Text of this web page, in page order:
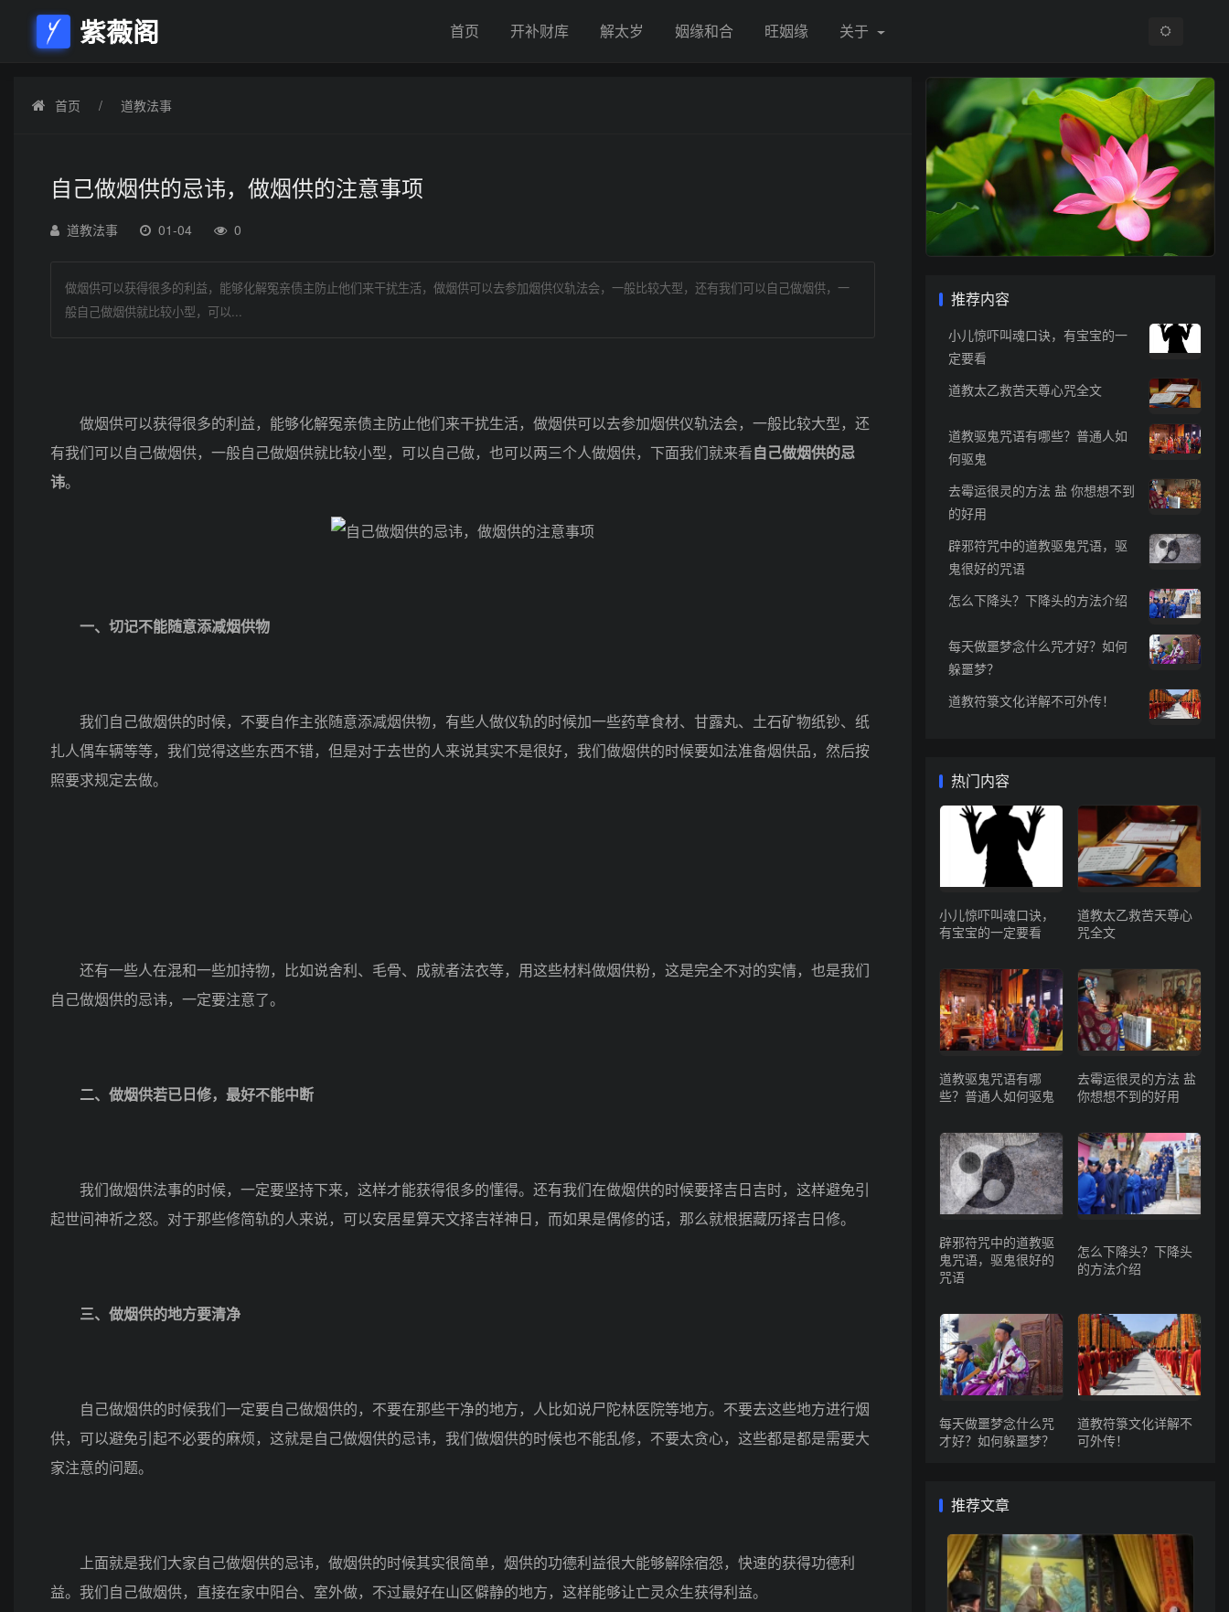
紫薇阁 首页 开补财库 解太岁 姻缘和合 旺姻缘 关于
首页 道教法事
自己做烟供的忌讳，做烟供的注意事项
道教法事 01-04 0
做烟供可以获得很多的利益，能够化解冤亲债主防止他们来干扰生活，做烟供可以去参加烟供仪轨法会，一般比较大型，还有我们可以自己做烟供，一
般自己做烟供就比较小型，可以...
做烟供可以获得很多的利益，能够化解冤亲债主防止他们来干扰生活，做烟供可以去参加烟供仪轨法会，一般比较大型，还
有我们可以自己做烟供，一般自己做烟供就比较小型，可以自己做，也可以两三个人做烟供，下面我们就来看自己做烟供的忌
讳。
一、切记不能随意添减烟供物
我们自己做烟供的时候，不要自作主张随意添减烟供物，有些人做仪轨的时候加一些药草食材、甘露丸、土石矿物纸钞、纸
扎人偶车辆等等，我们觉得这些东西不错，但是对于去世的人来说其实不是很好，我们做烟供的时候要如法准备烟供品，然后按
照要求规定去做。
还有一些人在混和一些加持物，比如说舍利、毛骨、成就者法衣等，用这些材料做烟供粉，这是完全不对的实情，也是我们
自己做烟供的忌讳，一定要注意了。
二、做烟供若已日修，最好不能中断
我们做烟供法事的时候，一定要坚持下来，这样才能获得很多的懂得。还有我们在做烟供的时候要择吉日吉时，这样避免引
起世间神祈之怒。对于那些修简轨的人来说，可以安居星算天文择吉祥神日，而如果是偶修的话，那么就根据藏历择吉日修。
三、做烟供的地方要清净
自己做烟供的时候我们一定要自己做烟供的，不要在那些干净的地方，人比如说尸陀林医院等地方。不要去这些地方进行烟
供，可以避免引起不必要的麻烦，这就是自己做烟供的忌讳，我们做烟供的时候也不能乱修，不要太贪心，这些都是都是需要大
家注意的问题。
上面就是我们大家自己做烟供的忌讳，做烟供的时候其实很简单，烟供的功德利益很大能够解除宿怨，快速的获得功德利
益。我们自己做烟供，直接在家中阳台、室外做，不过最好在山区僻静的地方，这样能够让亡灵众生获得利益。
推荐内容
小儿惊吓叫魂口诀，有宝宝的一
定要看
道教太乙救苦天尊心咒全文
道教驱鬼咒语有哪些？普通人如
何驱鬼
去霉运很灵的方法 盐 你想想不到
的好用
辟邪符咒中的道教驱鬼咒语，驱
鬼很好的咒语
怎么下降头？下降头的方法介绍
每天做噩梦念什么咒才好？如何
躲噩梦？
道教符箓文化详解不可外传！
热门内容
小儿惊吓叫魂口诀，
有宝宝的一定要看
道教太乙救苦天尊心
咒全文
道教驱鬼咒语有哪
些？普通人如何驱鬼
去霉运很灵的方法 盐
你想想不到的好用
辟邪符咒中的道教驱
鬼咒语，驱鬼很好的
咒语
怎么下降头？下降头
的方法介绍
每天做噩梦念什么咒
才好？如何躲噩梦？
道教符箓文化详解不
可外传！
推荐文章